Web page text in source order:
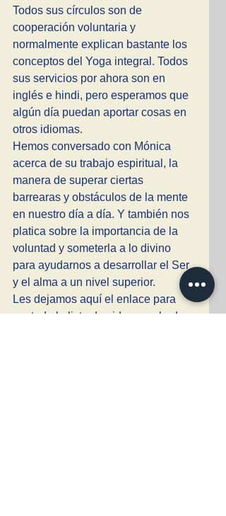
Todos sus círculos son de
cooperación voluntaria y
normalmente explican bastante los
conceptos del Yoga integral. Todos
sus servicios por ahora son en
inglés e hindi, pero esperamos que
algún día puedan aportar cosas en
otros idiomas.
Hemos conversado con Mónica
acerca de su trabajo espiritual, la
manera de superar ciertas
barrearas y obstáculos de la mente
en nuestro día a día. Y también nos
platica sobre la importancia de la
voluntad y someterla a lo divino
para ayudarnos a desarrollar el Ser
y el alma a un nivel superior.
Les dejamos aquí el enlace para
ver toda la lista de videos grabados